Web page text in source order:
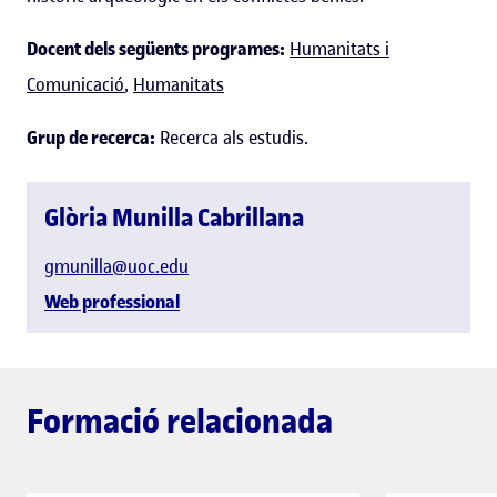
Docent dels següents programes: Humanitats i
Comunicació, Humanitats
Grup de recerca: Recerca als estudis.
Glòria Munilla Cabrillana
gmunilla@uoc.edu
Web professional
Formació relacionada